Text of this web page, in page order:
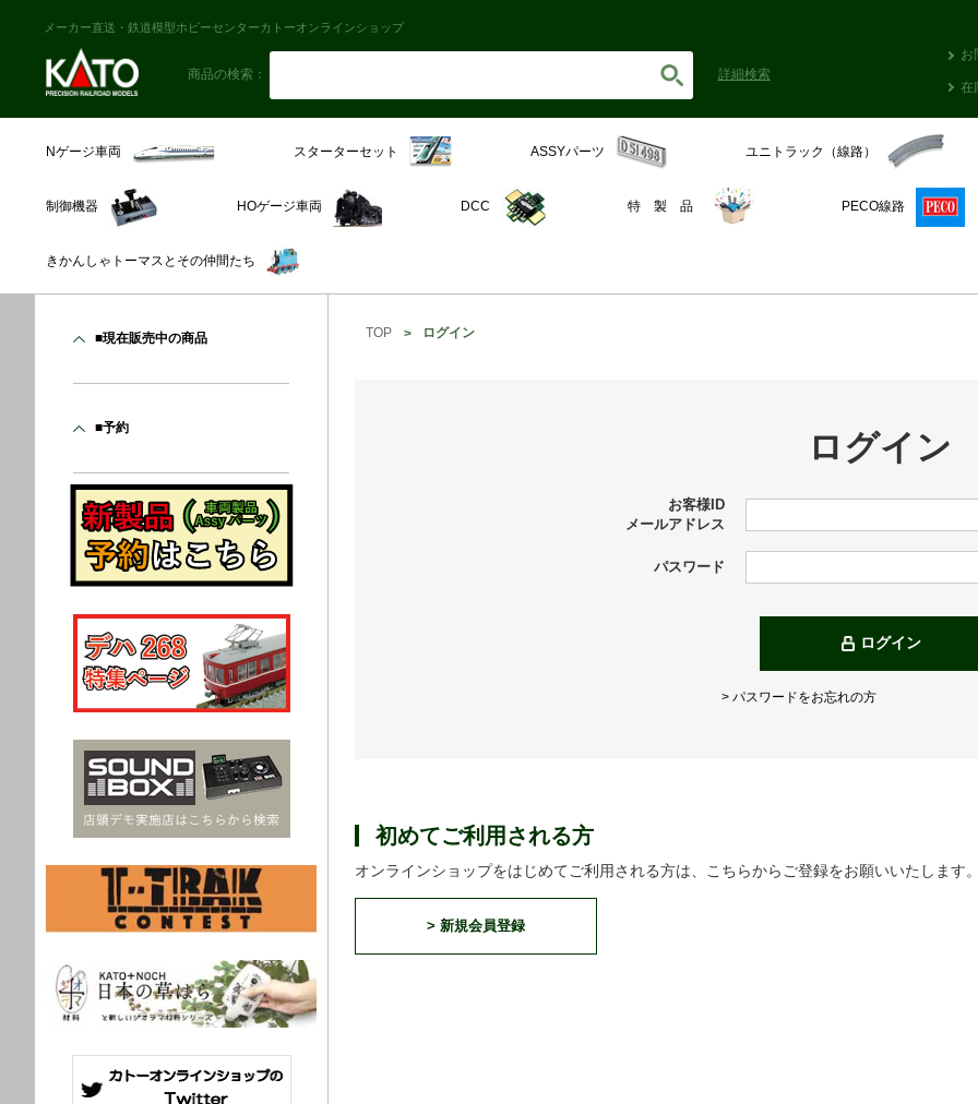
メーカー直送・鉄道模型ホビーセンターカトーオンラインショップ
商品の検索： 詳細検索
お
在
Nゲージ車両 スターターセット ASSYパーツ ユニトラック（線路）
制御機器 HOゲージ車両 DCC 特 製 品 PECO線路
きかんしゃトーマスとその仲間たち
TOP ログイン
ログイン
お客様ID
メールアドレス
パスワード
ログイン
> パスワードをお忘れの方
初めてご利用される方
オンラインショップをはじめてご利用される方は、こちらからご登録をお願いいたします
> 新規会員登録
■現在販売中の商品
■予約